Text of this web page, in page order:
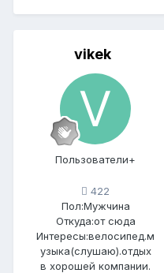
vikek
Пользователи+
422
Пол:Мужчина
Откуда:от сюда
Интересы:велосипед.м
узыка(слушаю).отдых
в хорошей компании.